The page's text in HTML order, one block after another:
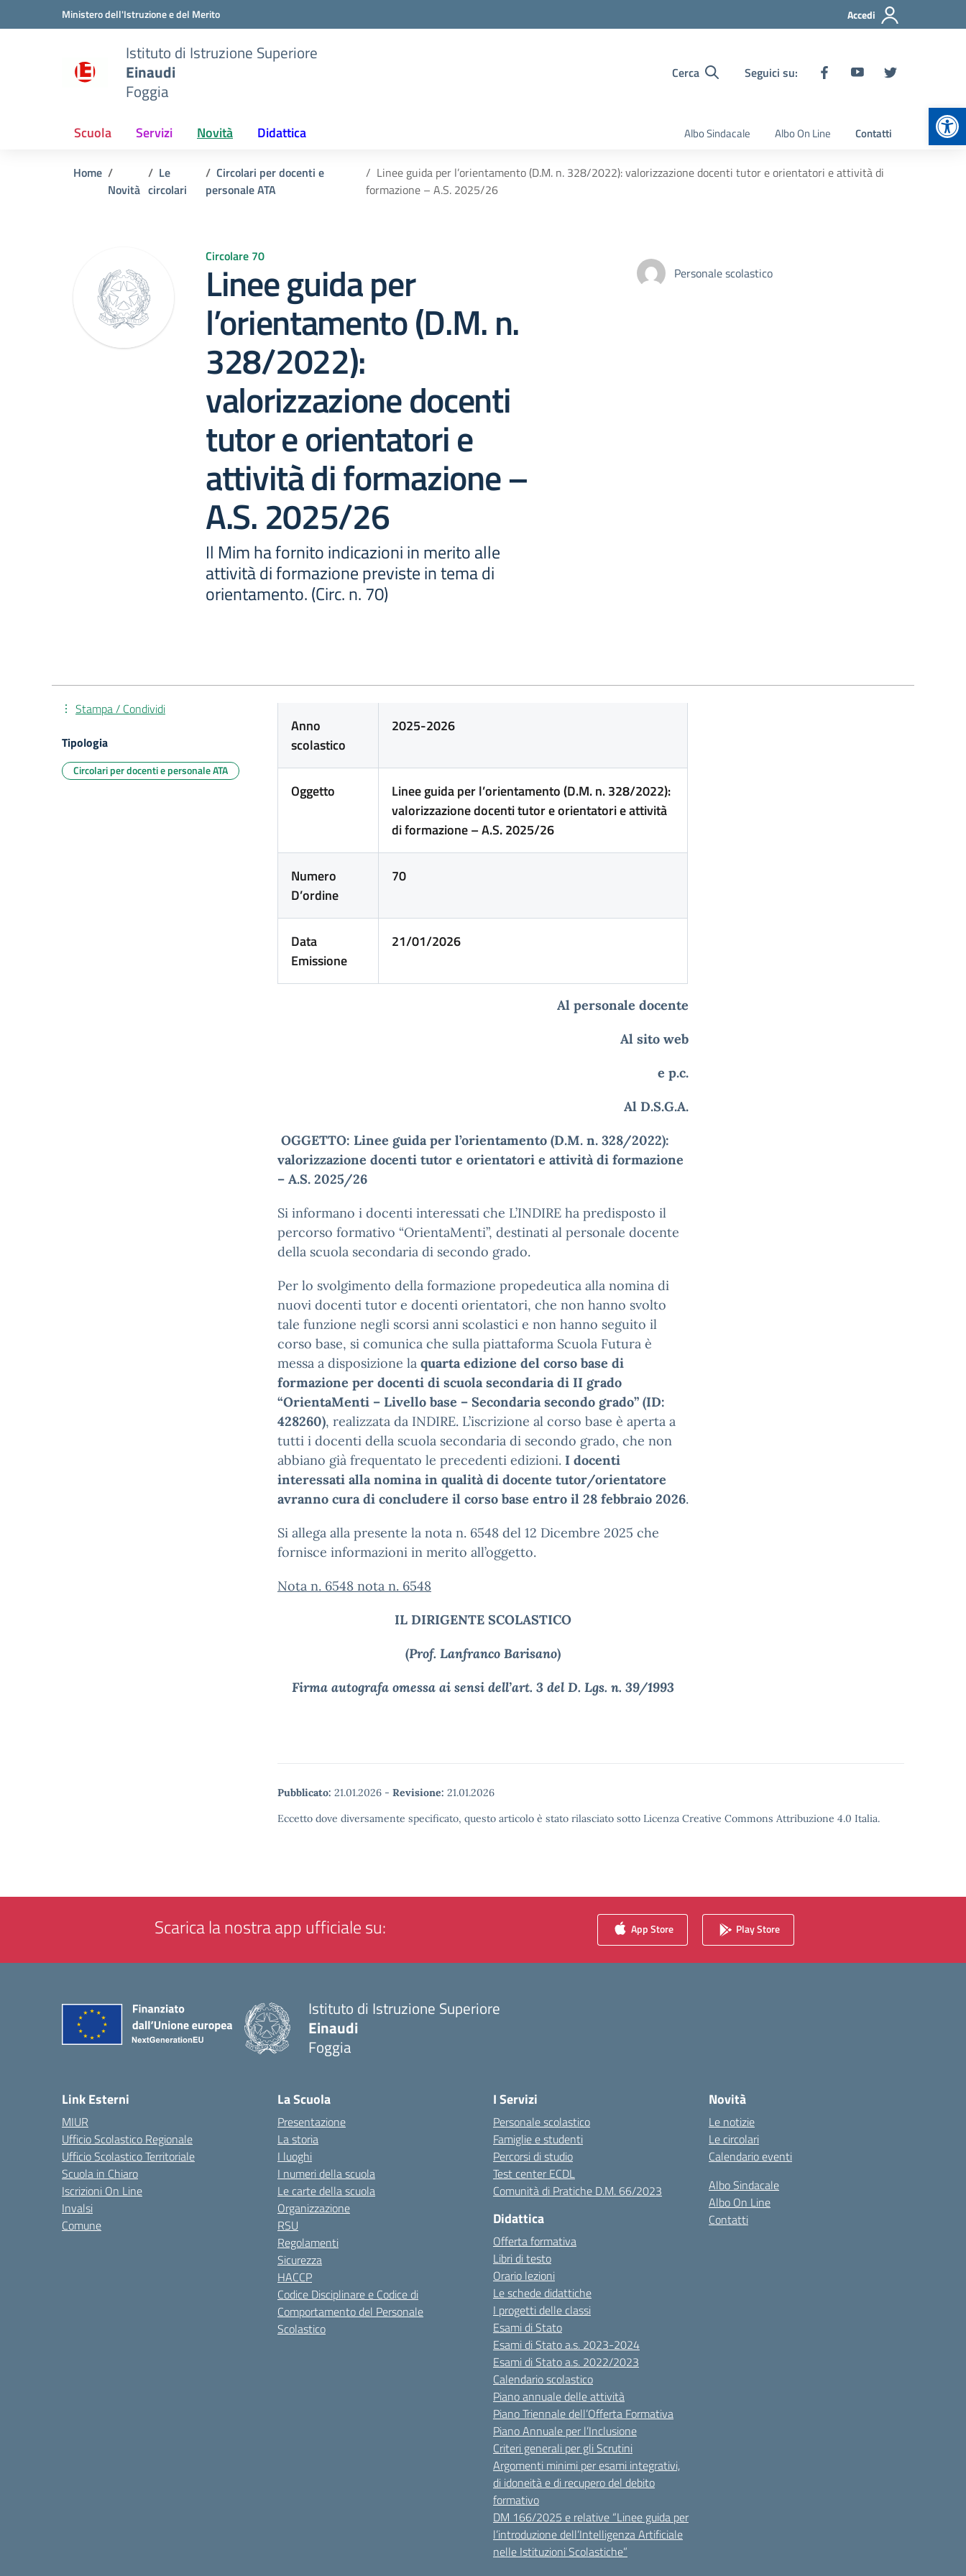
Vai ai contenuti
Vai al menu di navigazioneMinistero dell'Istruzione e del Merito Accedi
Istituto di Istruzione Superiore
Einaudi
Foggia
Cerca Seguici su:
Scuola Servizi Novità Didattica Albo Sindacale Albo On Line Contatti
Home
Novità
Le
circolari
Circolari per docenti e
personale ATA
Linee guida per l’orientamento (D.M. n. 328/2022): valorizzazione docenti tutor e orientatori e attività di
formazione – A.S. 2025/26
Circolare 70
Linee guida per
l’orientamento (D.M. n.
328/2022):
valorizzazione docenti
tutor e orientatori e
attività di formazione –
A.S. 2025/26
Il Mim ha fornito indicazioni in merito alle
attività di formazione previste in tema di
orientamento. (Circ. n. 70)
Personale scolastico
Anno
scolastico
2025-2026
Oggetto
Linee guida per l’orientamento (D.M. n. 328/2022):
valorizzazione docenti tutor e orientatori e attività
di formazione – A.S. 2025/26
Numero
D’ordine
70
Data
Emissione
21/01/2026
Al personale docente
Al sito web
e p.c.
Al D.S.G.A.
OGGETTO: Linee guida per l’orientamento (D.M. n. 328/2022):
valorizzazione docenti tutor e orientatori e attività di formazione
– A.S. 2025/26
Si informano i docenti interessati che L’INDIRE ha predisposto il
percorso formativo “OrientaMenti”, destinati al personale docente
della scuola secondaria di secondo grado.
Per lo svolgimento della formazione propedeutica alla nomina di
nuovi docenti tutor e docenti orientatori, che non hanno svolto
tale funzione negli scorsi anni scolastici e non hanno seguito il
corso base, si comunica che sulla piattaforma Scuola Futura è
messa a disposizione la quarta edizione del corso base di
formazione per docenti di scuola secondaria di II grado
“OrientaMenti – Livello base – Secondaria secondo grado” (ID:
428260), realizzata da INDIRE. L’iscrizione al corso base è aperta a
tutti i docenti della scuola secondaria di secondo grado, che non
abbiano già frequentato le precedenti edizioni. I docenti
interessati alla nomina in qualità di docente tutor/orientatore
avranno cura di concludere il corso base entro il 28 febbraio 2026.
Si allega alla presente la nota n. 6548 del 12 Dicembre 2025 che
fornisce informazioni in merito all’oggetto.
Nota n. 6548 nota n. 6548
IL DIRIGENTE SCOLASTICO
(Prof. Lanfranco Barisano)
Firma autografa omessa ai sensi dell’art. 3 del D. Lgs. n. 39/1993
Pubblicato: 21.01.2026 - Revisione: 21.01.2026
Eccetto dove diversamente specificato, questo articolo è stato rilasciato sotto Licenza Creative Commons Attribuzione 4.0 Italia.
Stampa / Condividi
Tipologia
Circolari per docenti e personale ATA
Scarica la nostra app ufficiale su: App Store Play Store
Istituto di Istruzione Superiore
Einaudi
Foggia
Link Esterni
MIUR
Ufficio Scolastico Regionale
Ufficio Scolastico Territoriale
Scuola in Chiaro
Iscrizioni On Line
Invalsi
Comune
La Scuola
Presentazione
La storia
I luoghi
I numeri della scuola
Le carte della scuola
Organizzazione
RSU
Regolamenti
Sicurezza
HACCP
Codice Disciplinare e Codice di
Comportamento del Personale
Scolastico
I Servizi
Personale scolastico
Famiglie e studenti
Percorsi di studio
Test center ECDL
Comunità di Pratiche D.M. 66/2023
Didattica
Offerta formativa
Libri di testo
Orario lezioni
Le schede didattiche
I progetti delle classi
Esami di Stato
Esami di Stato a.s. 2023-2024
Esami di Stato a.s. 2022/2023
Calendario scolastico
Piano annuale delle attività
Piano Triennale dell’Offerta Formativa
Piano Annuale per l’Inclusione
Criteri generali per gli Scrutini
Argomenti minimi per esami integrativi,
di idoneità e di recupero del debito
formativo
DM 166/2025 e relative “Linee guida per
l’introduzione dell’Intelligenza Artificiale
nelle Istituzioni Scolastiche”
Novità
Le notizie
Le circolari
Calendario eventi
Albo Sindacale
Albo On Line
Contatti